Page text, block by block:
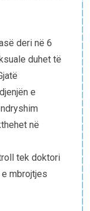
deri në 6
duhet të
e
në
tek doktori
mbrojtjes